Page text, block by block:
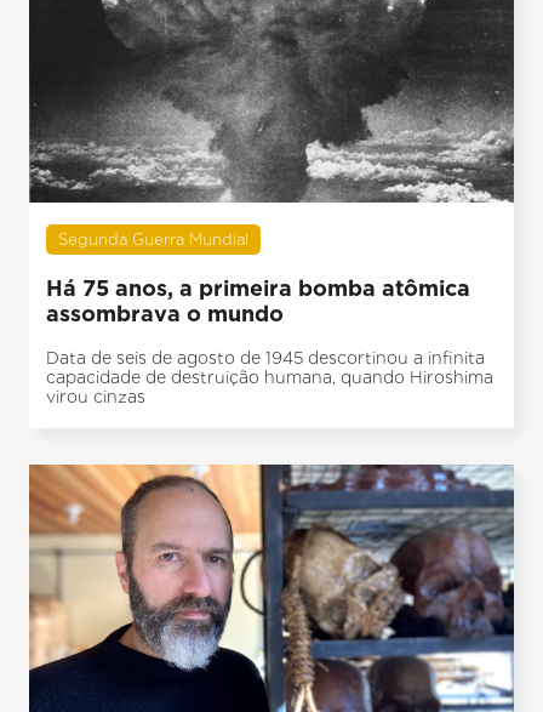
Segunda Guerra Mundial
Há 75 anos, a primeira bomba atômica
assombrava o mundo
Data de seis de agosto de 1945 descortinou a infinita
capacidade de destruição humana, quando Hiroshima
virou cinzas